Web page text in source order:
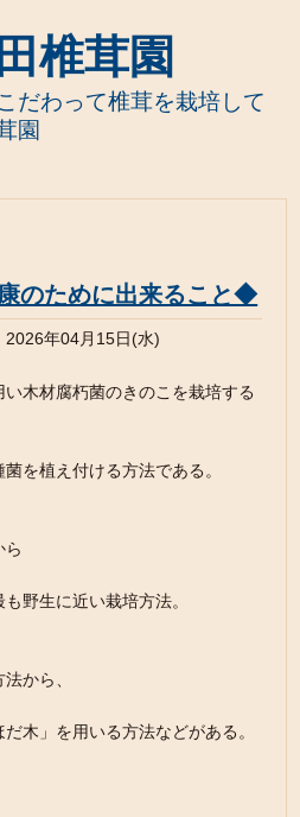
椎茸園
だわって椎茸を栽培して
園
のために出来ること◆
2026年04月15日(水)
木材腐朽菌のきのこを栽培する
を植え付ける方法である。
ら
野生に近い栽培方法。
から、
木」を用いる方法などがある。